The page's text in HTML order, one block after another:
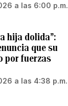
a las 6:00 p.m.
hija dolida”:
que su
por fuerzas
a las 4:38 p.m.